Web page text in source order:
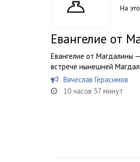
На
Евангелие от
Евангелие от Магдалины
встрече нынешней
Вячеслав Герасимов
10 часов 37 минут